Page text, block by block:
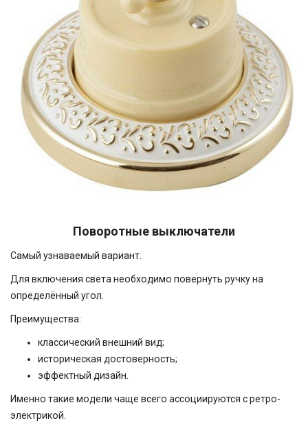
Поворотные выключатели
Самый узнаваемый вариант.
Для включения света необходимо повернуть ручку на
определённый угол.
Преимущества:
классический внешний вид;
историческая достоверность;
эффектный дизайн.
Именно такие модели чаще всего ассоциируются с ретро-
электрикой.